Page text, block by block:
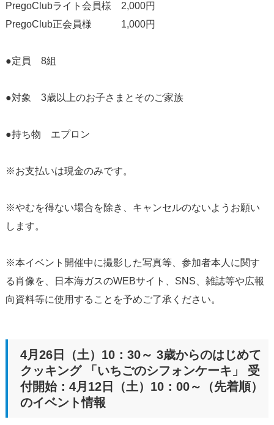
PregoClubライト会員様 2,000円
PregoClub正会員様 1,000円
●定員 8組
●対象 3歳以上のお子さまとそのご家族
●持ち物 エプロン
※お支払いは現金のみです。
※やむを得ない場合を除き、キャンセルのないようお願い
します。
※本イベント開催中に撮影した写真等、参加者本人に関す
る肖像を、日本海ガスのWEBサイト、SNS、雑誌等や広報
向資料等に使用することを予めご了承ください。
4月26日（土）10：30～ 3歳からのはじめて
クッキング 「いちごのシフォンケーキ」 受
付開始：4月12日（土）10：00～（先着順）
のイベント情報